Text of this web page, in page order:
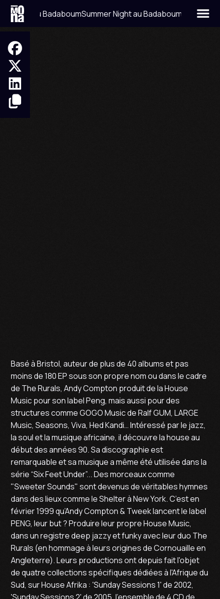
Night au BadaboumSummer Night au Badaboum
Basé à Bristol, auteur de plus de 40 albums et pas
moins de 180 EP sous son propre nom ou dans le cadre
de The Rurals, Andy Compton produit de la House
Music pour son label Peng, mais aussi pour des
structures comme GOGO Music de Ralf GUM, LARGE
Music, Seasons, Viva, Hed Kandi… Intéressé par le jazz,
la soul et la musique africaine, il découvre la house au
début des années 90. Sa discographie est
remarquable et sa musique a même été utilisée dans la
série “Six Feet Under”... Des morceaux comme
"Sweeter Sounds" sont devenus de véritables hymnes
dans des lieux comme le Shelter à New York. C’est en
février 1999 qu’Andy Compton & Tweek lancent le label
PENG, leur but ? Produire leur propre House Music,
dans un registre deep jazzy et funky avec leur duo The
Rurals (en hommage à leurs origines de Cornouaille en
Angleterre). Leurs productions ont depuis fait l'objet
de quatre collections spécifiques dédiées à l'Afrique du
Sud, sur House Afrika : 'Sunday Sessions 1' de 2002,
'Sunday Sessions 2' de 2005, l'ensemble de 4 CD de